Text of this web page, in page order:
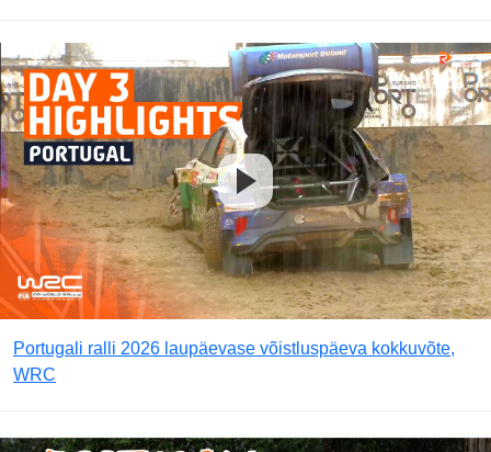
Portugali ralli 2026 laupäevase võistluspäeva kokkuvõte,
WRC